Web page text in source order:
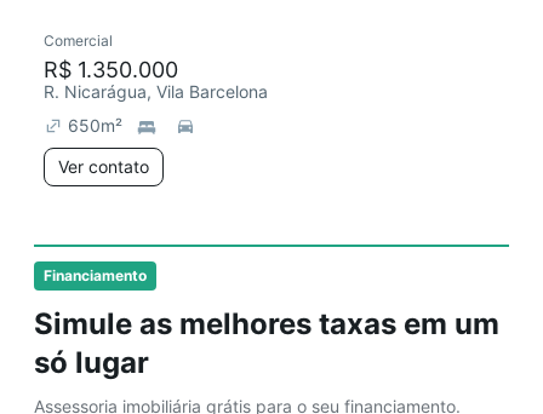
Financiamento
Simule as melhores taxas em um
só lugar
Assessoria imobiliária grátis para o seu financiamento.
Chegou há 1 dia
Comercial
R$ 1.350.000
R. Nicarágua, Vila Barcelona
650m²
Ver contato